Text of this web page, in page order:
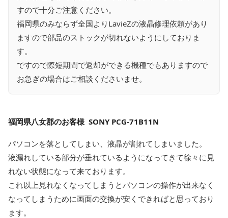
すので十分ご注意ください。
福岡県のみならず全国よりLavieZの液晶修理依頼があり
ますので部品のストックが切れないようにしておりま
す。
ですので際短期間で返却ができる機種でもありますので
お急ぎの場合はご相談くださいませ。
福岡県八女郡のお客様 SONY PCG-71B11N
パソコンを落としてしまい、液晶が割れてしまいました。
液漏れしている部分が垂れているようになってきて徐々に見
れない状態になって来ております。
これ以上見れなくなってしまうとパソコンの操作が出来なく
なってしまうために画面の交換が安くできればと思っており
ます。